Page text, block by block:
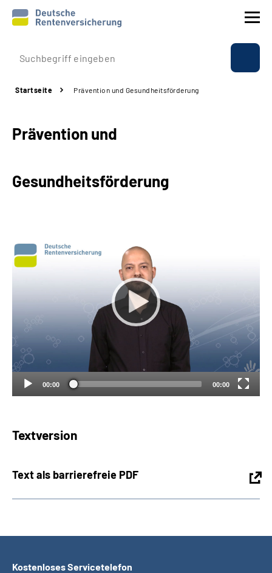
Prävention
Rente
Online-Services
Language
Inhalte in Gebärdensprache (DGS)
Leichte Sprache
Startseite Prävention und Gesundheitsförderung
Prävention und
Gesundheitsförderung
00:00 00:00
Textversion
Text als barrierefreie PDF
Kostenloses Servicetelefon